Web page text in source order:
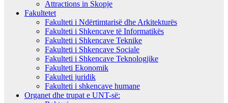
Attractions in Skopje
Fakultetet
Fakulteti i Ndërtimtarisë dhe Arkitekturës
Fakulteti i Shkencave të Informatikës
Fakulteti i Shkencave Teknike
Fakulteti i Shkencave Sociale
Fakulteti i Shkencave Teknologjike
Fakulteti Ekonomik
Fakulteti juridik
Fakulteti i shkencave humane
Organet dhe trupat e UNT-së: